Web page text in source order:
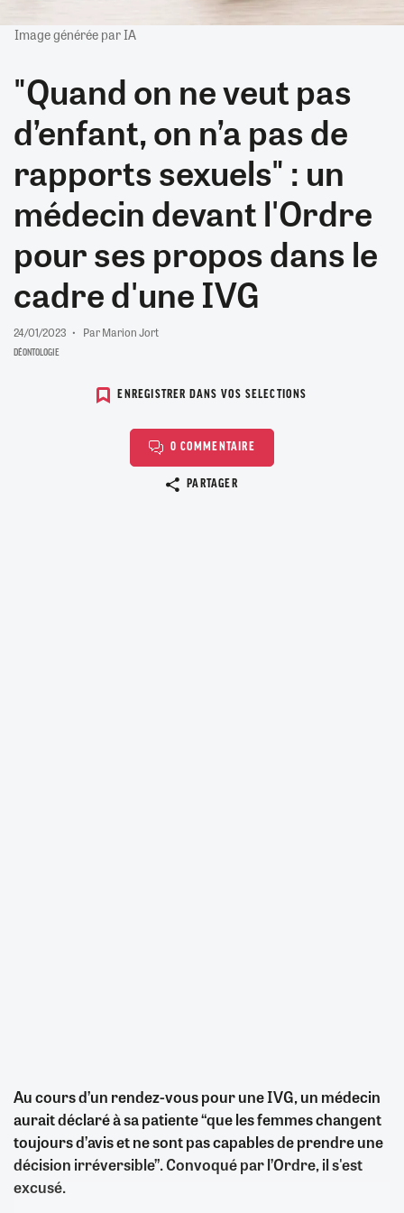
Image générée par IA
"Quand on ne veut pas
d’enfant, on n’a pas de
rapports sexuels" : un
médecin devant l'Ordre
pour ses propos dans le
cadre d'une IVG
24/01/2023 Par Marion Jort
DÉONTOLOGIE
ENREGISTRER DANS VOS SELECTIONS
0 COMMENTAIRE
PARTAGER
Au cours d’un rendez-vous pour une IVG, un médecin
aurait déclaré à sa patiente “que les femmes changent
toujours d’avis et ne sont pas capables de prendre une
décision irréversible”. Convoqué par l’Ordre, il s'est
excusé.